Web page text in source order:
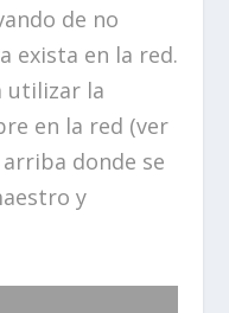
de no
exista en la red.
utilizar la
en la red (ver
donde se
y